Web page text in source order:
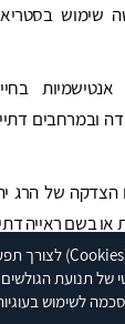
לצורך
של תנועת
לשימוש
שימוש
ובמרחבים
הצדקה של הרג
או בשם ראייה
זדוניות